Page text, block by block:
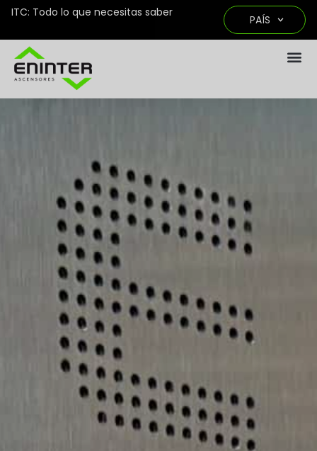
ITC: Todo lo que necesitas saber
PAÍS